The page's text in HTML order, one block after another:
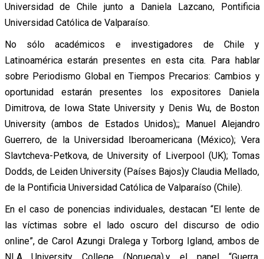
Universidad de Chile junto a Daniela Lazcano, Pontificia
Universidad Católica de Valparaíso.
No sólo académicos e investigadores de Chile y
Latinoamérica estarán presentes en esta cita. Para hablar
sobre Periodismo Global en Tiempos Precarios: Cambios y
oportunidad estarán presentes los expositores Daniela
Dimitrova, de Iowa State University y Denis Wu, de Boston
University (ambos de Estados Unidos);; Manuel Alejandro
Guerrero, de la Universidad Iberoamericana (México); Vera
Slavtcheva-Petkova, de University of Liverpool (UK); Tomas
Dodds, de Leiden University (Países Bajos)y Claudia Mellado,
de la Pontificia Universidad Católica de Valparaíso (Chile).
En el caso de ponencias individuales, destacan “El lente de
las víctimas sobre el lado oscuro del discurso de odio
online”, de Carol Azungi Dralega y Torborg Igland, ambos de
NLA University College (Noruega),y el panel “Guerra,